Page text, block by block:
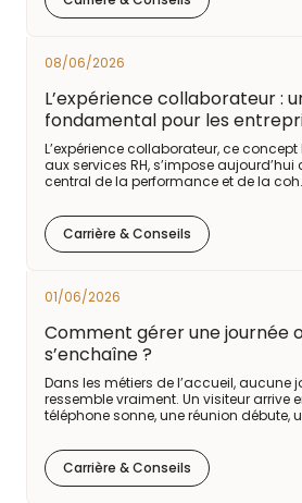
08/06/2026
L’expérience collaborateur :
fondamental pour les
L’expérience collaborateur, ce
aux services RH, s’impose
central de la performance et de la
Carrière & Conseils
01/06/2026
Comment gérer une journée
s’enchaîne ?
Dans les métiers de l’accueil, aucune
ressemble vraiment. Un visiteur arrive
téléphone sonne, une réunion débute,
Carrière & Conseils